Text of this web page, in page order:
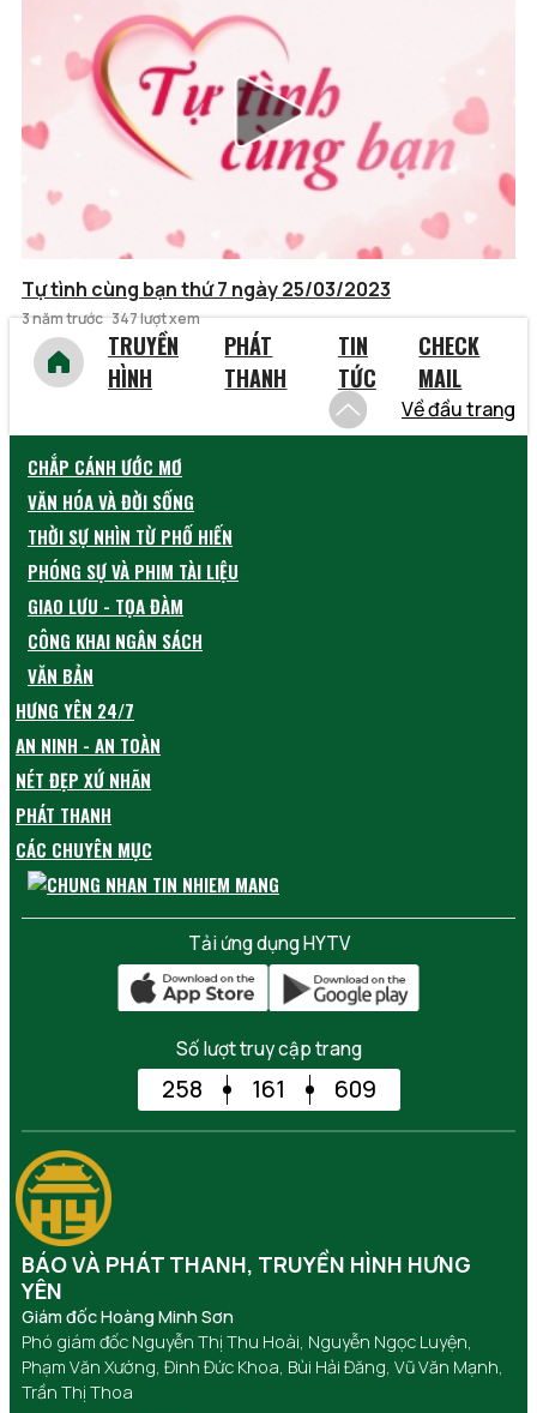
Tự tình cùng bạn thứ 7 ngày 25/03/2023
3 năm trước 347 lượt xem
TRUYỀN
HÌNH
PHÁT
THANH
TIN
TỨC
CHECK
MAIL
Về đầu trang
CHẮP CÁNH ƯỚC MƠ
VĂN HÓA VÀ ĐỜI SỐNG
THỜI SỰ NHÌN TỪ PHỐ HIẾN
PHÓNG SỰ VÀ PHIM TÀI LIỆU
GIAO LƯU - TỌA ĐÀM
CÔNG KHAI NGÂN SÁCH
VĂN BẢN
HƯNG YÊN 24/7
AN NINH - AN TOÀN
NÉT ĐẸP XỨ NHÃN
PHÁT THANH
CÁC CHUYÊN MỤC
Tải ứng dụng HYTV
Số lượt truy cập trang
258 161 609
BÁO VÀ PHÁT THANH, TRUYỀN HÌNH HƯNG
YÊN
Giám đốc Hoàng Minh Sơn
Phó giám đốc Nguyễn Thị Thu Hoài, Nguyễn Ngọc Luyện,
Phạm Văn Xướng, Đinh Đức Khoa, Bùi Hải Đăng, Vũ Văn Mạnh,
Trần Thị Thoa